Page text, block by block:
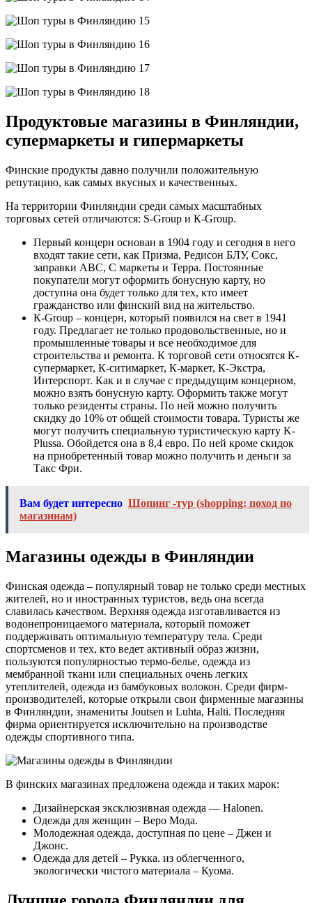
Продуктовые магазины в Финляндии,
супермаркеты и гипермаркеты
Финские продукты давно получили положительную
репутацию, как самых вкусных и качественных.
На территории Финляндии среди самых масштабных
торговых сетей отличаются: S-Group и К-Group.
Первый концерн основан в 1904 году и сегодня в него
входят такие сети, как Призма, Редисон БЛУ, Сокс,
заправки АВС, С маркеты и Терра. Постоянные
покупатели могут оформить бонусную карту, но
доступна она будет только для тех, кто имеет
гражданство или финский вид на жительство.
К-Group – концерн, который появился на свет в 1941
году. Предлагает не только продовольственные, но и
промышленные товары и все необходимое для
строительства и ремонта. К торговой сети относятся К-
супермаркет, К-ситимаркет, К-маркет, К-Экстра,
Интерспорт. Как и в случае с предыдущим концерном,
можно взять бонусную карту. Оформить также могут
только резиденты страны. По ней можно получить
скидку до 10% от общей стоимости товара. Туристы же
могут получить специальную туристическую карту K-
Plussa. Обойдется она в 8,4 евро. По ней кроме скидок
на приобретенный товар можно получить и деньги за
Такс Фри.
Вам будет интересно Шопинг -тур (shopping; поход по
магазинам)
Магазины одежды в Финляндии
Финская одежда – популярный товар не только среди местных
жителей, но и иностранных туристов, ведь она всегда
славилась качеством. Верхняя одежда изготавливается из
водонепроницаемого материала, который поможет
поддерживать оптимальную температуру тела. Среди
спортсменов и тех, кто ведет активный образ жизни,
пользуются популярностью термо-белье, одежда из
мембранной ткани или специальных очень легких
утеплителей, одежда из бамбуковых волокон. Среди фирм-
производителей, которые открыли свои фирменные магазины
в Финляндии, знамениты Joutsen и Luhta, Halti. Последняя
фирма ориентируется исключительно на производстве
одежды спортивного типа.
В финских магазинах предложена одежда и таких марок:
Дизайнерская эксклюзивная одежда — Halonen.
Одежда для женщин – Веро Мода.
Молодежная одежда, доступная по цене – Джен и
Джонс.
Одежда для детей – Рукка. из облегченного,
экологически чистого материала – Куома.